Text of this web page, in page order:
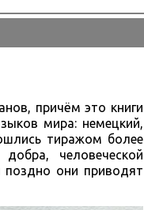
причём это книги
мира: немецкий,
тиражом более
человеческой
они приводят